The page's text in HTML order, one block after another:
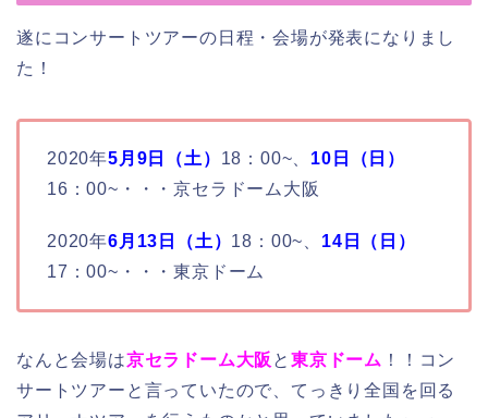
遂にコンサートツアーの日程・会場が発表になりまし
た！
2020年5月9日 （土） 18：00~、 10日（日）
16：00~・・・京セラドーム大阪
2020年6月13日（土） 18：00~、 14日（日）
17：00~・・・東京ドーム
なんと会場は京セラドーム大阪 と東京ドーム ！！コン
サートツアーと言っていたので、てっきり全国を回る